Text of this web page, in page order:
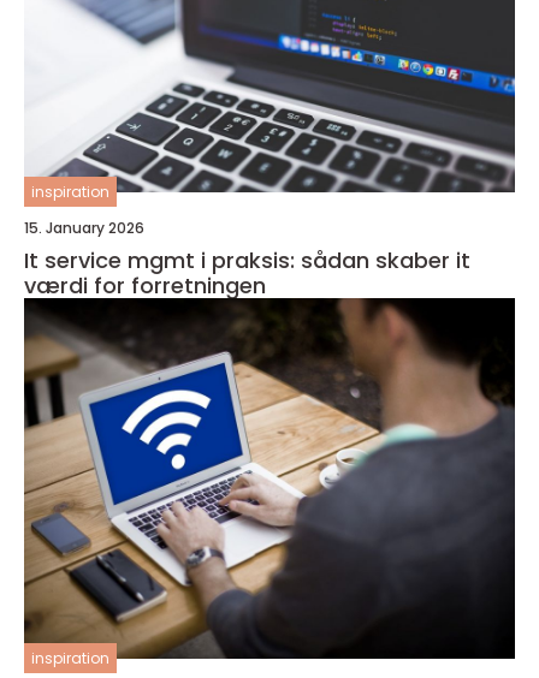
inspiration
15. January 2026
It service mgmt i praksis: sådan skaber it
værdi for forretningen
inspiration